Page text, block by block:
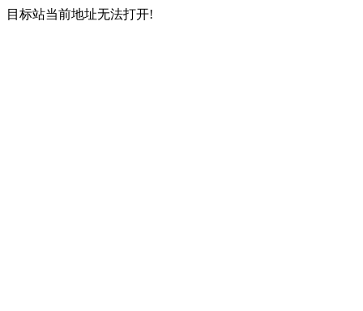
目标站当前地址无法打开!